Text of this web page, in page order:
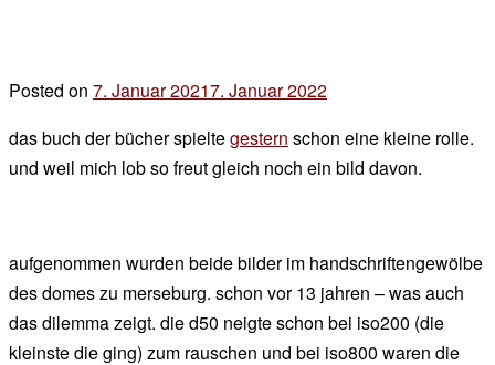
Posted on 7. Januar 20217. Januar 2022
chef
das buch der bücher spieltegestern schon eine kleine rolle.
und weil mich lob so freut gleich noch ein bild davon.
aufgenommen wurden beide bilder im handschriftengewölbe
des domes zu merseburg. schon vor 13 jahren – was auch
das dilemma zeigt. die d50 neigte schon bei iso200 (die
kleinste die ging) zum rauschen und bei iso800 waren die